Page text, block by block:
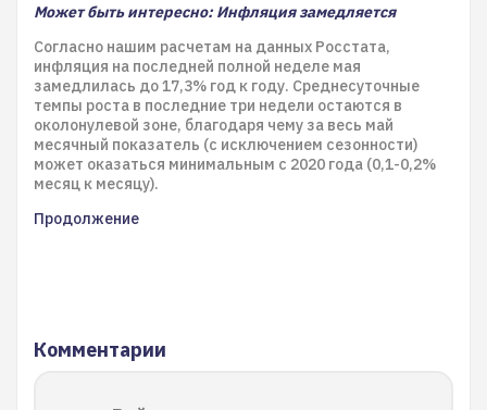
Может быть интересно: Инфляция замедляется
Согласно нашим расчетам на данных Росстата,
инфляция на последней полной неделе мая
замедлилась до 17,3% год к году. Среднесуточные
темпы роста в последние три недели остаются в
околонулевой зоне, благодаря чему за весь май
месячный показатель (с исключением сезонности)
может оказаться минимальным с 2020 года (0,1-0,2%
месяц к месяцу).
Продолжение
Комментарии